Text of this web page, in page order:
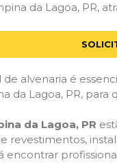
da Lagoa, PR,
alvenaria é
da Lagoa, PR,
da Lagoa, PR
revestimentos,
encontrar